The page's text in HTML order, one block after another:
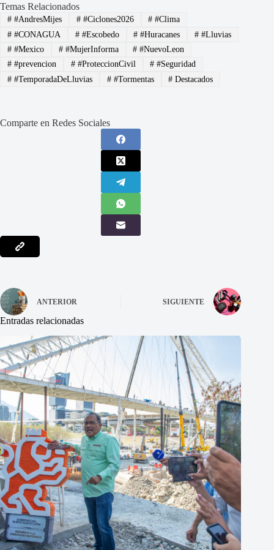
Temas Relacionados
##AndresMijes ##Ciclones2026 # #Clima
##CONAGUA ##Escobedo # #Huracanes # #Lluvias
##Mexico ##MujerInforma # #NuevoLeon
##prevencion ##ProteccionCivil # #Seguridad
##TemporadaDeLluvias ##Tormentas # Destacados
Comparte en Redes Sociales
ANTERIOR SIGUIENTE
Entradas relacionadas